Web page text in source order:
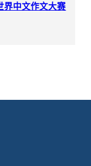
界中文作文大赛